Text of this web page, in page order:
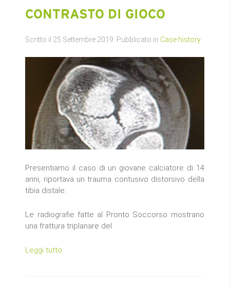
CONTRASTO DI GIOCO
Scritto il 25 Settembre 2019 . Pubblicato in Case history
Presentiamo il caso di un giovane calciatore di 14
anni, riportava un trauma contusivo distorsivo della
tibia distale.
Le radiografie fatte al Pronto Soccorso mostrano
una frattura triplanare del
Leggi tutto